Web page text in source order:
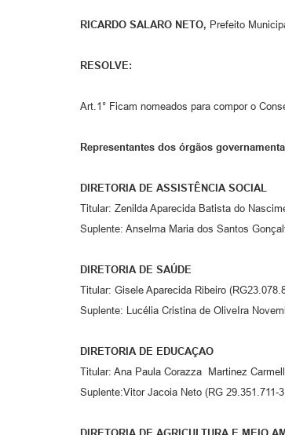
RICARDO SALARO NETO, Prefeito
RESOLVE:
Art.1° Ficam nomeados para compor o
Representantes dos órgãos
DIRETORIA DE ASSISTÊNCIA SOCIAL
Titular: Zenilda Aparecida Batista do
Suplente: Anselma Maria dos Santos
DIRETORIA DE SAÚDE
Titular: Gisele Aparecida Ribeiro
Suplente: Lucélia Cristina de OliveIra
DIRETORIA DE EDUCAÇAO
Titular: Ana Paula Corazza Martinez
Suplente:Vitor Jacoia Neto (RG 29.351.711-